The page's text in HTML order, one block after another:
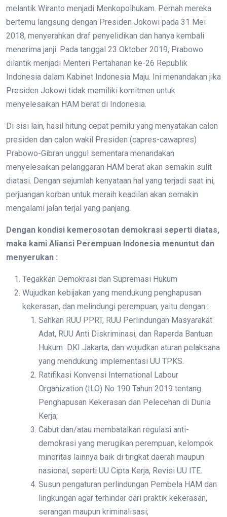
melantik Wiranto menjadi Menkopolhukam. Pernah mereka
bertemu langsung dengan Presiden Jokowi pada 31 Mei
2018, menyerahkan draf penyelidikan dan hanya kembali
menerima janji. Pada tanggal 23 Oktober 2019, Prabowo
dilantik menjadi Menteri Pertahanan ke-26 Republik
Indonesia dalam Kabinet Indonesia Maju. Ini menandakan jika
Presiden Jokowi tidak memiliki komitmen untuk
menyelesaikan HAM berat di Indonesia.
Di sisi lain, hasil hitung cepat pemilu yang menyatakan calon
presiden dan calon wakil Presiden (capres-cawapres)
Prabowo-Gibran unggul sementara menandakan
menyelesaikan pelanggaran HAM berat akan semakin sulit
diatasi. Dengan sejumlah kenyataan hal yang terjadi saat ini,
perjuangan korban untuk meraih keadilan akan semakin
mengalami jalan terjal yang panjang.
Dengan kondisi kemerosotan demokrasi seperti diatas,
maka kami Aliansi Perempuan Indonesia menuntut dan
menyerukan :
Tegakkan Demokrasi dan Supremasi Hukum
Wujudkan kebijakan yang mendukung penghapusan
kekerasan, dan melindungi perempuan, yaitu dengan :
Sahkan RUU PPRT, RUU Perlindungan Masyarakat
Adat, RUU Anti Diskriminasi, dan Raperda Bantuan
Hukum DKI Jakarta, dan wujudkan aturan pelaksana
yang mendukung implementasi UU TPKS.
Ratifikasi Konvensi International Labour
Organization (ILO) No 190 Tahun 2019 tentang
Penghapusan Kekerasan dan Pelecehan di Dunia
Kerja;
Cabut dan/atau membatalkan regulasi anti-
demokrasi yang merugikan perempuan, kelompok
minoritas lainnya baik di tingkat daerah maupun
nasional, seperti UU Cipta Kerja, Revisi UU ITE.
Susun pengaturan perlindungan Pembela HAM dan
lingkungan agar terhindar dari praktik kekerasan,
serangan maupun kriminalisasi;